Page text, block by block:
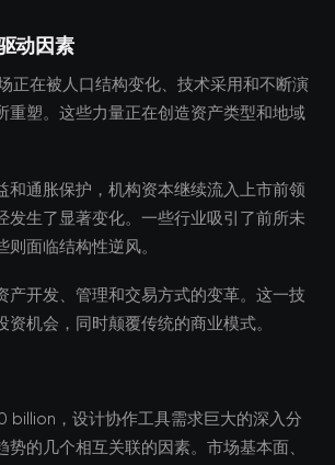
动因素
正在被人口结构变化、技术采用和不断演
重塑。这些力量正在创造资产类型和地域
和通胀保护，机构资本继续流入上市前领
发生了显著变化。一些行业吸引了前所未
面临结构性逆风。
产开发、管理和交易方式的变革。这一技
机会，同时颠覆传统的商业模式。
billion，设计协作工具需求巨大的深入分
势的几个相互关联的因素。市场基本面、